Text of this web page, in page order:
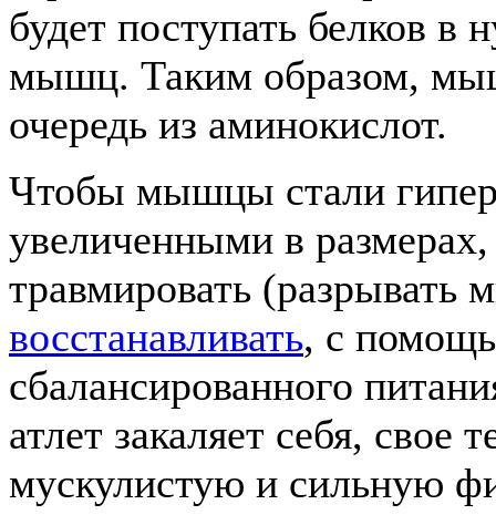
будет поступать белков в
мышц. Таким образом,
очередь из аминокислот.
Чтобы мышцы стали
увеличенными в
травмировать (разрывать
восстанавливать, с
сбалансированного
атлет закаляет себя, свое
мускулистую и сильную